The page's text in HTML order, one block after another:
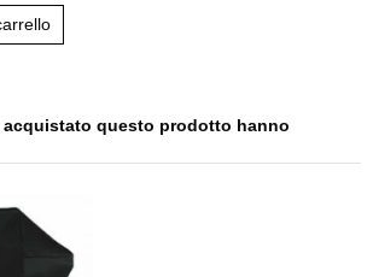
questo prodotto hanno